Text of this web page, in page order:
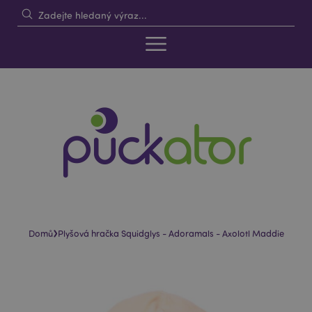
Domů›Plyšová hračka Squidglys - Adoramals - Axolotl Maddie